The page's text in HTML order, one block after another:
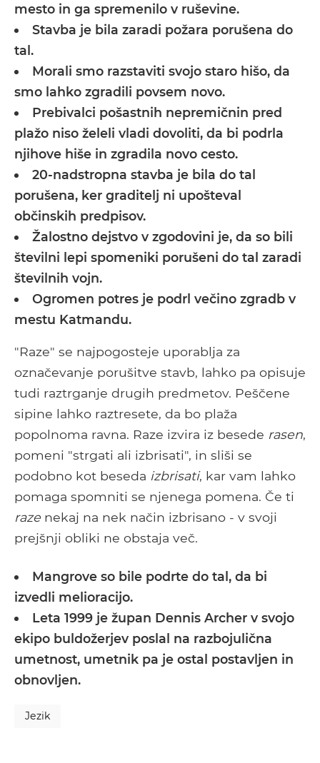
mesto in ga spremenilo v ruševine.
Stavba je bila zaradi požara porušena do
tal.
Morali smo razstaviti svojo staro hišo, da
smo lahko zgradili povsem novo.
Prebivalci pošastnih nepremičnin pred
plažo niso želeli vladi dovoliti, da bi podrla
njihove hiše in zgradila novo cesto.
20-nadstropna stavba je bila do tal
porušena, ker graditelj ni upošteval
občinskih predpisov.
Žalostno dejstvo v zgodovini je, da so bili
številni lepi spomeniki porušeni do tal zaradi
številnih vojn.
Ogromen potres je podrl večino zgradb v
mestu Katmandu.
"Raze" se najpogosteje uporablja za
označevanje porušitve stavb, lahko pa opisuje
tudi raztrganje drugih predmetov. Peščene
sipine lahko raztresete, da bo plaža
popolnoma ravna. Raze izvira iz besede rasen,
pomeni "strgati ali izbrisati", in sliši se
podobno kot beseda izbrisati, kar vam lahko
pomaga spomniti se njenega pomena. Če ti
raze nekaj na nek način izbrisano - v svoji
prejšnji obliki ne obstaja več.
Mangrove so bile podrte do tal, da bi
izvedli melioracijo.
Leta 1999 je župan Dennis Archer v svojo
ekipo buldožerjev poslal na razbojulična
umetnost, umetnik pa je ostal postavljen in
obnovljen.
Jezik